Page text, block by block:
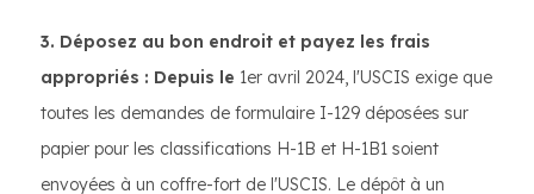
3. Déposez au bon endroit et payez les frais
appropriés : Depuis le 1er avril 2024, l'USCIS exige que
toutes les demandes de formulaire I-129 déposées sur
papier pour les classifications H-1B et H-1B1 soient
envoyées à un coffre-fort de l'USCIS. Le dépôt à un